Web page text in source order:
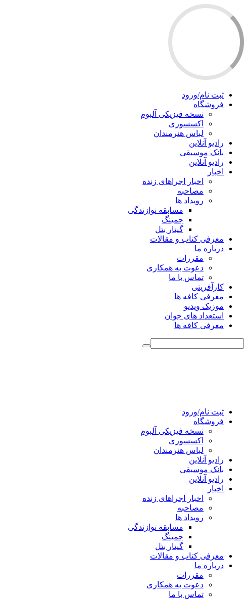
ثبت نام/ورود
فروشگاه
نسخه فیزیکی آلبوم
اکسسوری
لباس هنرمندان
رادیو آنلاین
بانک موسیقی
رادیو آنلاین
اخبار
اخبار اجراهای زنده
مصاحبه
رویداد ها
مسابقه نوازندگی
جمینگ
گیتار بتل
معرفی کتاب و مقالات
درباره ما
مقررات
دعوت به همکاری
تماس با ما
کارآفرینی
معرفی کافه ها
موزیک ویدیو
استعداد های جوان
معرفی کافه ها
ثبت نام/ورود
فروشگاه
نسخه فیزیکی آلبوم
اکسسوری
لباس هنرمندان
رادیو آنلاین
بانک موسیقی
رادیو آنلاین
اخبار
اخبار اجراهای زنده
مصاحبه
رویداد ها
مسابقه نوازندگی
جمینگ
گیتار بتل
معرفی کتاب و مقالات
درباره ما
مقررات
دعوت به همکاری
تماس با ما